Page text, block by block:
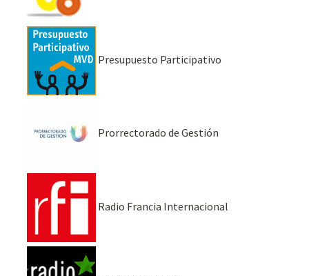
Presupuesto Participativo
Prorrectorado de Gestión
Radio Francia Internacional